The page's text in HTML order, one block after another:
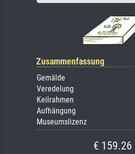
Zusammenfassung
Gemälde
Veredelung
Keilrahmen
Aufhängung
Museumslizenz
€ 159.26